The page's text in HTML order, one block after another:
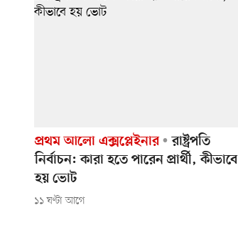
প্রথম আলো এক্সপ্লেইনার
রাষ্ট্রপতি
নির্বাচন: কারা হতে পারেন প্রার্থী, কীভাবে
হয় ভোট
১১ ঘণ্টা আগে